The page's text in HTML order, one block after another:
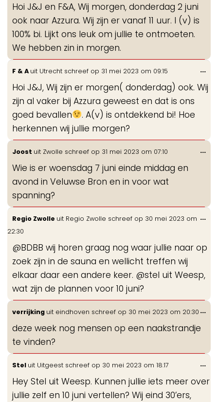
Hoi J&J en F&A, Wij morgen, donderdag 2 juni
ook naar Azzura. Wij zijn er vanaf 11 uur. I (v) is
100% bi. Lijkt ons leuk om jullie te ontmoeten.
We hebben zin in morgen.
F & A uit Utrecht schreef op 31 mei 2023 om 09:15
Hoi J&J, Wij zijn er morgen( donderdag) ook. Wij
zijn al vaker bij Azzura geweest en dat is ons
goed bevallen
. A(v) is ontdekkend bi! Hoe
herkennen wij jullie morgen?
...
Joost uit Zwolle schreef op 31 mei 2023 om 07:10
Wie is er woensdag 7 juni einde middag en
avond in Veluwse Bron en in voor wat
spanning?
...
Regio Zwolle uit Regio Zwolle schreef op 30 mei 2023 om
22:30
@BDBB wij horen graag nog waar jullie naar op
zoek zijn in de sauna en wellicht treffen wij
elkaar daar een andere keer. @stel uit Weesp,
wat zijn de plannen voor 10 juni?
...
verrijking uit eindhoven schreef op 30 mei 2023 om 20:30
deze week nog mensen op een naakstrandje
te vinden?
...
Stel uit Uitgeest schreef op 30 mei 2023 om 18:17
Hey Stel uit Weesp. Kunnen jullie iets meer over
jullie zelf en 10 juni vertellen? Wij eind 30’ers,
...